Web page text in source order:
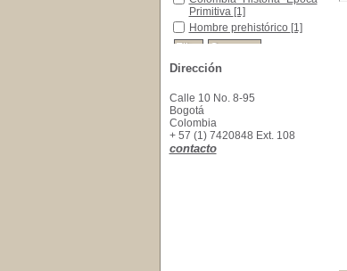
Primitiva [1]
Hombre prehistórico
Hombre prehistórico [1]
Dirección
Calle 10 No. 8-95
Bogotá
Colombia
+ 57 (1) 7420848 Ext. 108
contacto